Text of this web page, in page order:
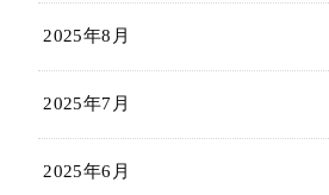
2025年8月
2025年7月
2025年6月